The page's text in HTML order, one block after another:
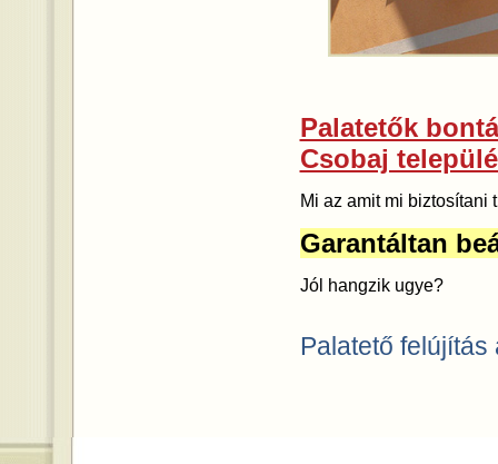
Palatetők
Csobaj
Mi az amit mi biztosítani
Garantáltan
Jól hangzik ugye?
Palatető felújítás